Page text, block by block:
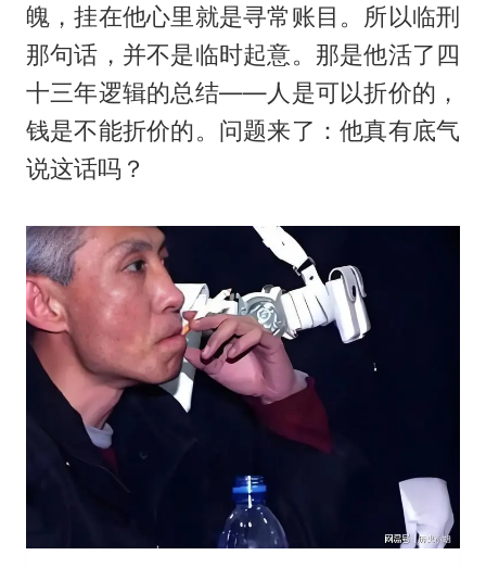
魄，挂在他心里就是寻常账目。所以临刑
那句话，并不是临时起意。那是他活了四
十三年逻辑的总结——人是可以折价的，
钱是不能折价的。问题来了：他真有底气
说这话吗？